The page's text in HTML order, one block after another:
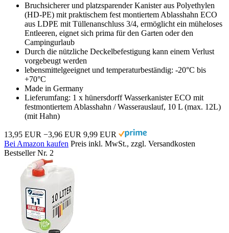
Bruchsicherer und platzsparender Kanister aus Polyethylen
(HD-PE) mit praktischem fest montiertem Ablasshahn ECO
aus LDPE mit Tüllenanschluss 3/4, ermöglicht ein müheloses
Entleeren, eignet sich prima für den Garten oder den
Campingurlaub
Durch die nützliche Deckelbefestigung kann einem Verlust
vorgebeugt werden
lebensmittelgeeignet und temperaturbeständig: -20°C bis
+70°C
Made in Germany
Lieferumfang: 1 x hünersdorff Wasserkanister ECO mit
festmontiertem Ablasshahn / Wasserauslauf, 10 L (max. 12L)
(mit Hahn)
13,95 EUR −3,96 EUR 9,99 EUR
Bei Amazon kaufen Preis inkl. MwSt., zzgl. Versandkosten
Bestseller Nr. 2